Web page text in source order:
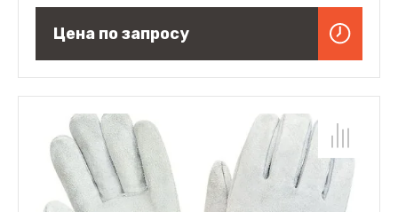
Цена по запросу